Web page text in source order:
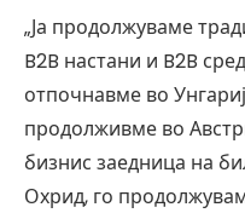
„Ја продолжуваме
B2B настани и B2B
отпочнавме во
продолживме во
бизнис заедница на
Охрид, го